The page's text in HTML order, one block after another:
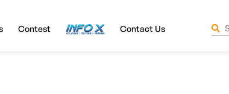
Contest InfoX Contact Us